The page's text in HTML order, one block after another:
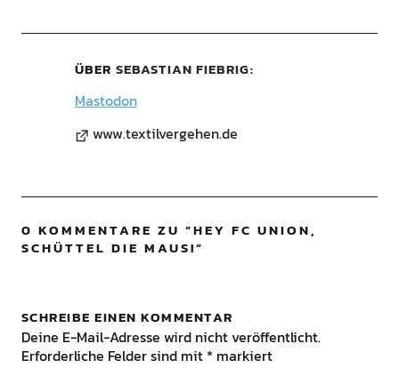
ÜBER SEBASTIAN FIEBRIG
Mastodon
www.textilvergehen.de
0 KOMMENTARE ZU “HEY FC UNION,
SCHÜTTEL DIE MAUS!”
SCHREIBE EINEN KOMMENTAR
Deine E-Mail-Adresse wird nicht veröffentlicht.
Erforderliche Felder sind mit * markiert